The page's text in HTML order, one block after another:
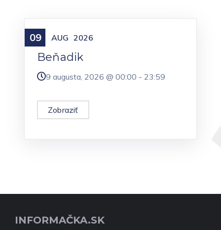
09 AUG 2026
Meniny
Beňadik
9 augusta, 2026 @ 00:00 - 23:59
Zobraziť
INFORMAČKA.SK